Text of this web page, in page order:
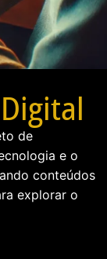
de
e o
conteúdos
explorar o